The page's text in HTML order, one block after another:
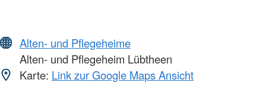
Alten- und Pflegeheime
Alten- und Pflegeheim Lübtheen
Karte: Link zur Google Maps Ansicht